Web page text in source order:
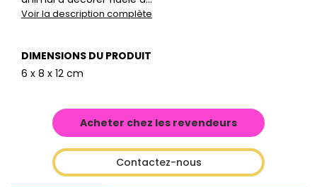
Voir la description complète
DIMENSIONS DU PRODUIT
6 x 8 x 12 cm
Acheter chez les revendeurs
Contactez-nous